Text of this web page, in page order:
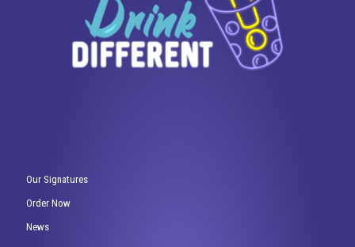
Our Signatures
Order Now
News